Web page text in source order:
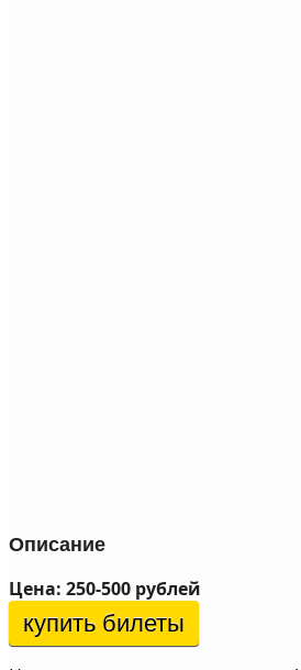
Описание
Цена: 250-500 рублей
купить билеты